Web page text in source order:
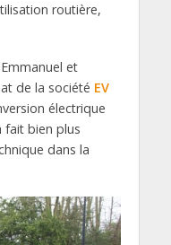
routière,
et
de la société EV
électrique
fait bien plus
dans la